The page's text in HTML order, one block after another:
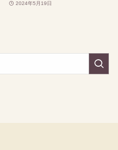
2024年5月19日